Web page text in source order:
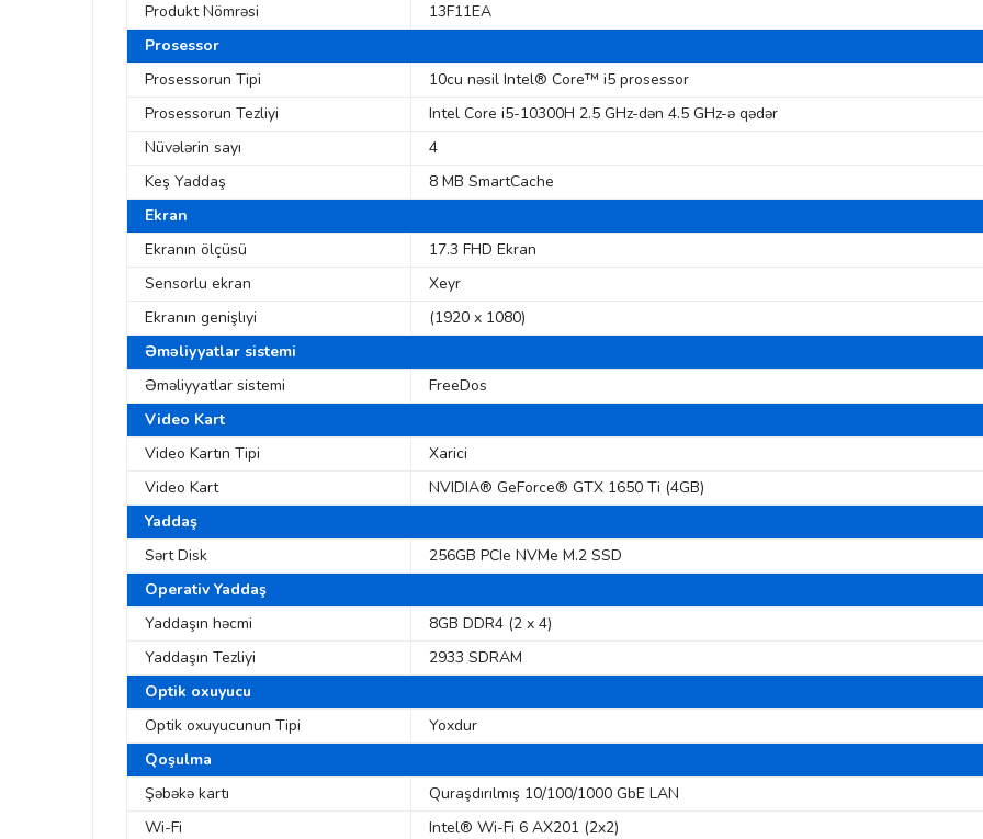
Produkt Nömrəsi
13F11EA
Prosessor
Prosessorun Tipi
10cu nəsil Intel® Core™ i5 prosessor
Prosessorun Tezliyi
Intel Core i5-10300H 2.5 GHz-dən 4.5 GHz-ə qədər
Nüvələrin sayı
4
Keş Yaddaş
8 MB SmartCache
Ekran
Ekranın ölçüsü
17.3 FHD Ekran
Sensorlu ekran
Xeyr
Ekranın genişlıyi
(1920 x 1080)
Əməliyyatlar sistemi
Əməliyyatlar sistemi
FreeDos
Video Kart
Video Kartın Tipi
Xarici
Video Kart
NVIDIA® GeForce® GTX 1650 Ti (4GB)
Yaddaş
Sərt Disk
256GB PCIe NVMe M.2 SSD
Operativ Yaddaş
Yaddaşın həcmi
8GB DDR4 (2 x 4)
Yaddaşın Tezliyi
2933 SDRAM
Optik oxuyucu
Optik oxuyucunun Tipi
Yoxdur
Qoşulma
Şəbəkə kartı
Quraşdırılmış 10/100/1000 GbE LAN
Wi-Fi
Intel® Wi-Fi 6 AX201 (2x2)